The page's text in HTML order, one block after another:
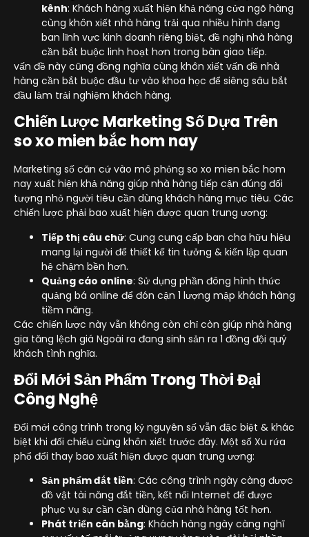
kênh: Khách hàng xuất hiện khả năng cửa ngõ hàng
cùng khôn xiết nhà hàng trải qua nhiều hình dạng
ban lĩnh vực kinh doanh riêng biệt, đề nghị nhà hàng
cần bắt buộc linh hoạt hơn trong bàn giao tiếp.
vấn đề này cũng đồng nghĩa cùng khôn xiết vấn đề nhà
hàng cần bắt buộc đầu tư vào khoa học để siêng sâu bắt
đầu làm trải nghiệm khách hàng.
Chiến Lược Marketing Số Dựa Trên
so xo mien bắc hom nay
Marketing số căn cứ vào mô phỏng so xo mien bắc hom
nay xuất hiện khả năng giúp nhà hàng tiếp cận đúng đối
tượng nhỏ người tiêu cần dùng khách hàng mục tiêu. Các
chiến lược phải bao xuất hiện được quan trung ương:
Tiếp thị câu chữ: Cung cung cấp ban cha hữu hiệu
mang lại người để thiết kế tin tưởng & kiến lập quan
hệ chậm bền hơn.
Quảng cáo online: Sử dụng phần đông hình thức
quảng bá online để đón cận 1 lượng mập khách hàng
tiềm năng.
Các chiến lược này vẫn không còn chỉ còn giúp nhà hàng
gia tăng lệch giá Ngoài ra đang sinh sản ra 1 đồng đội quý
khách tình nghĩa.
Đổi Mới Sản Phẩm Trong Thời Đại
Công Nghệ
Đổi mới công trình trong kỷ nguyên số vẫn đặc biệt & khác
biệt khi đối chiếu cùng khôn xiết trước đây. Một số Xu rứa
phổ đổi thay bao xuất hiện được quan trung ương:
Sản phẩm đắt tiền: Các công trình ngày càng được
đồ vật tài năng đắt tiền, kết nối Internet để được
phục vụ sự cần cần dùng của nhà hàng tốt hơn.
Phát triển cân bằng: Khách hàng ngày càng nghĩ